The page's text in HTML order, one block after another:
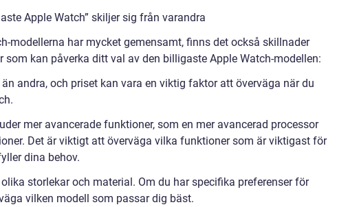
Apple Watch” skiljer sig från varandra
modellerna har mycket gemensamt, finns det också skillnader
som kan påverka ditt val av den billigaste Apple Watch-modellen:
andra, och priset kan vara en viktig faktor att överväga när du
mer avancerade funktioner, som en mer avancerad processor
Det är viktigt att överväga vilka funktioner som är viktigast för
dina behov.
storlekar och material. Om du har specifika preferenser för
vilken modell som passar dig bäst.